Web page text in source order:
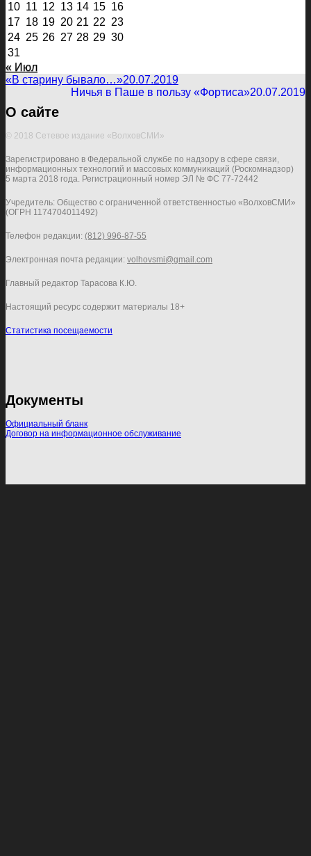
10 11 12 13 14 15 16
17 18 19 20 21 22 23
24 25 26 27 28 29 30
31
« Июл
«В старину бывало…»20.07.2019
Ничья в Паше в пользу «Фортиса»20.07.2019
О сайте
© 2018 Сетевое издание «ВолховСМИ»
Зарегистрировано в Федеральной службе по надзору в сфере связи,
информационных технологий и массовых коммуникаций (Роскомнадзор)
5 марта 2018 года. Регистрационный номер ЭЛ № ФС 77-72442
Учредитель: Общество с ограниченной ответственностью «ВолховСМИ»
(ОГРН 1174704011492)
Телефон редакции: (812) 996-87-55
Электронная почта редакции: volhovsmi@gmail.com
Главный редактор Тарасова К.Ю.
Настоящий ресурс содержит материалы 18+
Статистика посещаемости
Документы
Официальный бланк
Договор на информационное обслуживание